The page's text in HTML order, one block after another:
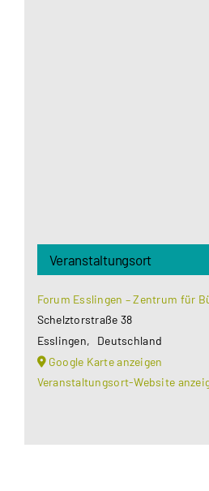
Veranstaltungsort
Forum Esslingen – Zentrum für
Schelztorstraße 38
Esslingen,
Deutschland
Google Karte anzeigen
Veranstaltungsort-Website